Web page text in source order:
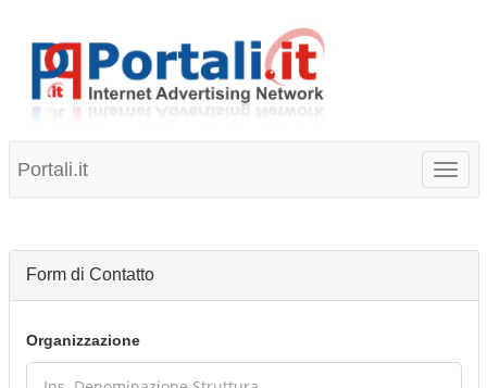
Portali.it
Form di Contatto
Organizzazione